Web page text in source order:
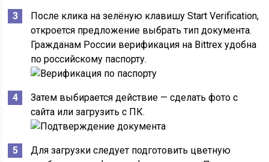
После клика на зелёную клавишу Start Verification,
откроется предложение выбрать тип документа.
Гражданам России верификация на Bittrex удобна
по российскому паспорту.
Затем выбирается действие — сделать фото с
сайта или загрузить с ПК.
Для загрузки следует подготовить цветную